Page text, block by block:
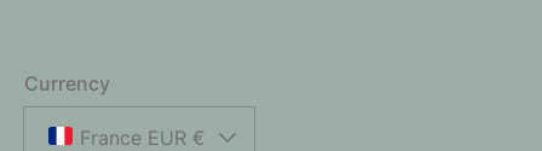
Currency
France EUR €